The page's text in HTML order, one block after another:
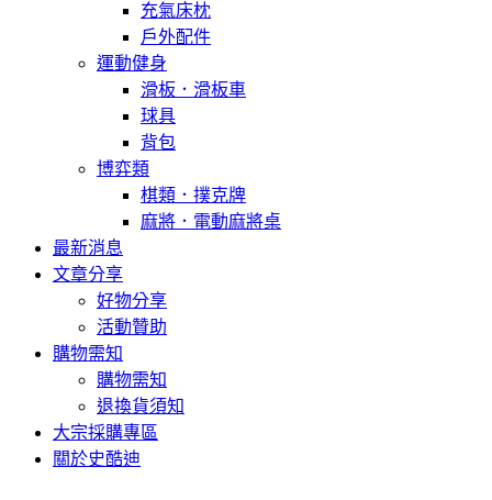
充氣床枕
戶外配件
運動健身
滑板．滑板車
球具
背包
博弈類
棋類．撲克牌
麻將．電動麻將桌
最新消息
文章分享
好物分享
活動贊助
購物需知
購物需知
退換貨須知
大宗採購專區
關於史酷迪